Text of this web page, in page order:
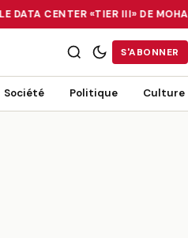
DATA CENTER «TIER III» DE
«TIER III» DE MOHAMMADIA, UN
S'ABONNER
Société Politique Culture